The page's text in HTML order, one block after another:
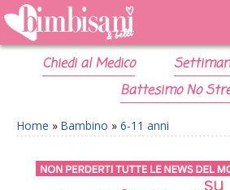
Chiedi al Medico
Battesimo No
Home » Bambino » 6-11 anni